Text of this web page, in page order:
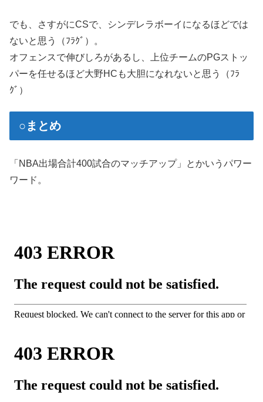
でも、さすがにCSで、シンデレラボーイになるほどでは
ないと思う（ﾌﾗｸﾞ）。
オフェンスで伸びしろがあるし、上位チームのPGストッ
パーを任せるほど大野HCも大胆になれないと思う（ﾌﾗ
ｸﾞ）
○まとめ
「NBA出場合計400試合のマッチアップ」とかいうパワー
ワード。